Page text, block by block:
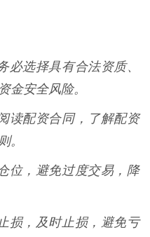
必选择具有合法资质、
金安全风险。
读配资合同，了解配资
。
位，避免过度交易，降
损，及时止损，避免亏